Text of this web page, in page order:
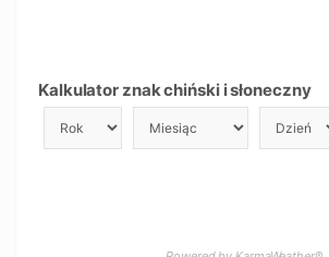
Kalkulator znak chiński i słoneczny